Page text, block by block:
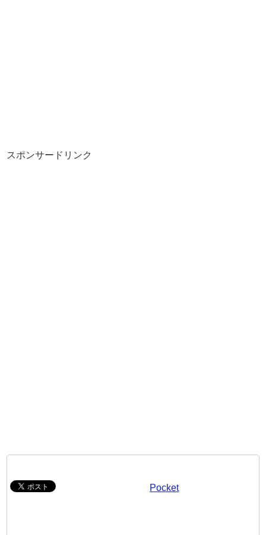
スポンサードリンク
Pocket